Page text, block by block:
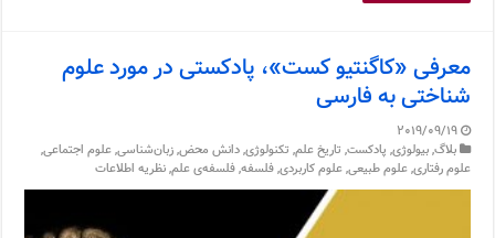
معرفی «کاگنتیو کست»، پادکستی در مورد علوم
شناختی به فارسی
2019/09/19
بلاگ,بیولوژی, پادکست, تاریخ علم, تکنولوژی,دانش محض,زبان‌شناسی,علوم اجتماعی,
علوم رفتاری,علوم طبیعی,علوم کاربردی,فلسفه,فلسفه‌ی علم,نظریه اطلاعات